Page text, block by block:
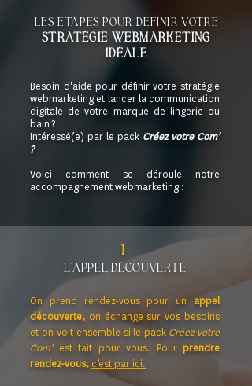
les étapes pour définir votre
stratégie webmarketing
idéale
Besoin d'aide pour définir votre stratégie
webmarketing et lancer la communication
digitale de votre marque de lingerie ou
bain ?
Intéressé(e) par le pack Créez votre Com'
?
Voici comment se déroule notre
accompagnement webmarketing :
1
l'appel découverte
On prend rendez-vous pour un appel
découverte, on échange sur vos besoins
et on voit ensemble si le pack Créez votre
Com'est fait pour vous. Pour prendre
rendez-vous, c’est par ici.